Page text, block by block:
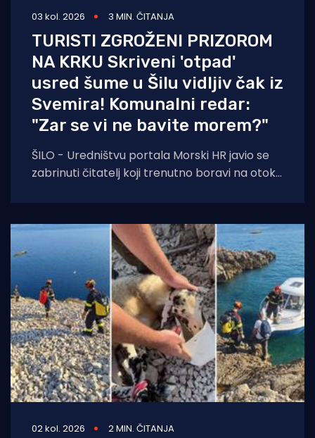
03 kol. 2026 3 MIN. ČITANJA
TURISTI ZGROŽENI PRIZOROM
NA KRKU Skriveni 'otpad'
usred šume u Šilu vidljiv čak iz
Svemira! Komunalni redar:
"Zar se vi ne bavite morem?"
ŠILO - Uredništvu portala Morski HR javio se
zabrinuti čitatelj koji trenutno boravi na otoku
02 kol. 2026 2 MIN. ČITANJA